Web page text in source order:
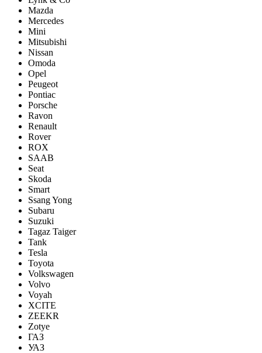
Mazda
Mercedes
Mini
Mitsubishi
Nissan
Omoda
Opel
Peugeot
Pontiac
Porsсhe
Ravon
Renault
Rover
ROX
SAAB
Seat
Skoda
Smart
Ssang Yong
Subaru
Suzuki
Tagaz Taiger
Tank
Tesla
Toyota
Volkswagen
Volvo
Voyah
XCITE
ZEEKR
Zotye
ГАЗ
УАЗ